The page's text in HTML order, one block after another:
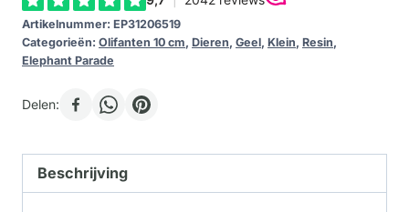
Artikelnummer: EP31206519
Categorieën: Olifanten 10 cm, Dieren, Geel, Klein, Resin,
Elephant Parade
Delen:
Beschrijving